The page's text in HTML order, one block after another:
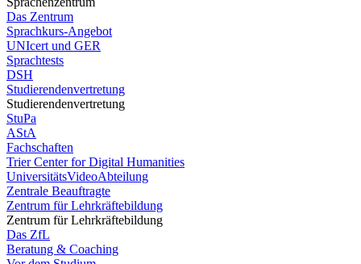
Das Zentrum
Sprachkurs-Angebot
UNIcert und GER
Sprachtests
DSH
Studierendenvertretung
Studierendenvertretung
StuPa
AStA
Fachschaften
Trier Center for Digital Humanities
UniversitätsVideoAbteilung
Zentrale Beauftragte
Zentrum für Lehrkräftebildung
Zentrum für Lehrkräftebildung
Das ZfL
Beratung & Coaching